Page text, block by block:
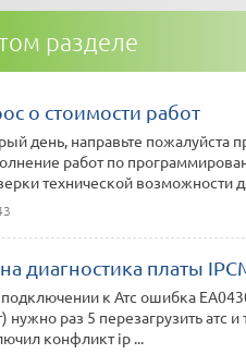
разделе
о стоимости работ
день, направьте пожалуйста
работ по
технической возможности
диагностика платы
к Атс ошибка
нужно раз 5 перезагрузить атс
конфликт ip ...